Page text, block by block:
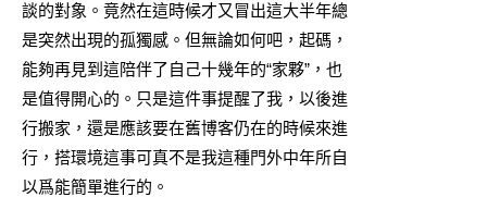
談的對象。竟然在這時候才又冒出這大半年總
是突然出現的孤獨感。但無論如何吧，起碼，
能夠再見到這陪伴了自己十幾年的“家夥”，也
是值得開心的。只是這件事提醒了我，以後進
行搬家，還是應該要在舊博客仍在的時候來進
行，搭環境這事可真不是我這種門外中年所自
以爲能簡單進行的。